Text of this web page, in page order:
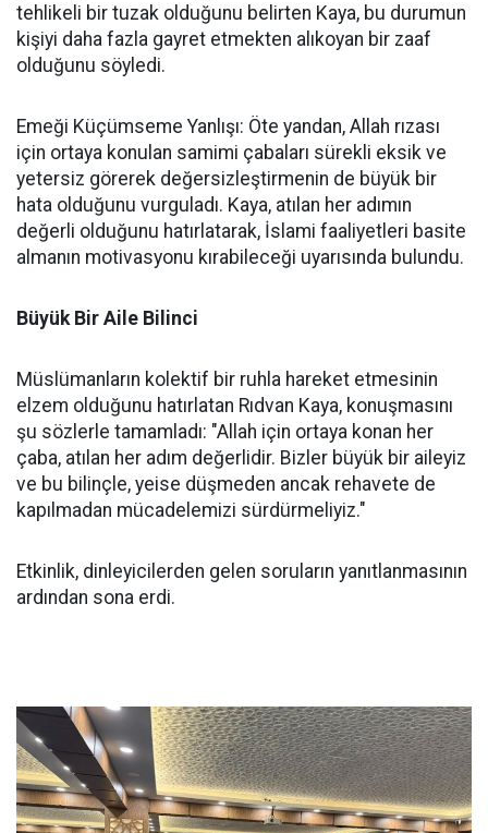
tehlikeli bir tuzak olduğunu belirten Kaya, bu durumun
kişiyi daha fazla gayret etmekten alıkoyan bir zaaf
olduğunu söyledi.
Emeği Küçümseme Yanlışı: Öte yandan, Allah rızası
için ortaya konulan samimi çabaları sürekli eksik ve
yetersiz görerek değersizleştirmenin de büyük bir
hata olduğunu vurguladı. Kaya, atılan her adımın
değerli olduğunu hatırlatarak, İslami faaliyetleri basite
almanın motivasyonu kırabileceği uyarısında bulundu.
Büyük Bir Aile Bilinci
Müslümanların kolektif bir ruhla hareket etmesinin
elzem olduğunu hatırlatan Rıdvan Kaya, konuşmasını
şu sözlerle tamamladı: "Allah için ortaya konan her
çaba, atılan her adım değerlidir. Bizler büyük bir aileyiz
ve bu bilinçle, yeise düşmeden ancak rehavete de
kapılmadan mücadelemizi sürdürmeliyiz."
Etkinlik, dinleyicilerden gelen soruların yanıtlanmasının
ardından sona erdi.